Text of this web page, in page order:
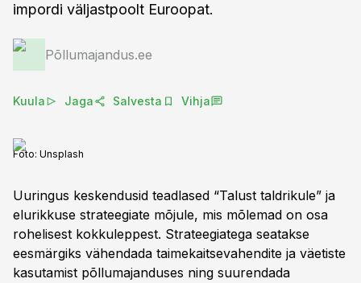
impordi väljastpoolt Euroopat.
Põllumajandus.ee
Kuula Jaga Salvesta Vihja
Foto: Unsplash
Uuringus keskendusid teadlased “Talust taldrikule” ja
elurikkuse strateegiate mõjule, mis mõlemad on osa
rohelisest kokkuleppest. Strateegiatega seatakse
eesmärgiks vähendada taimekaitsevahendite ja väetiste
kasutamist põllumajanduses ning suurendada